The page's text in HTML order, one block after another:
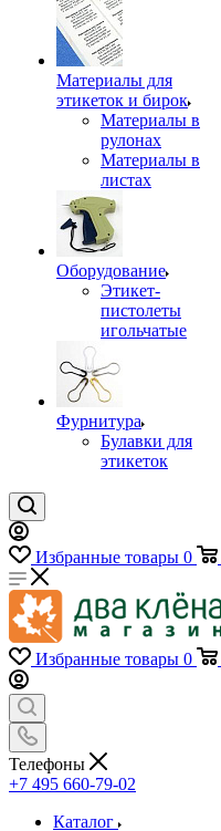
Материалы для
этикеток и бирок
Материалы в
рулонах
Материалы в
листах
Оборудование
Этикет-
пистолеты
игольчатые
Фурнитура
Булавки для
этикеток
Избранные товары 0
Избранные товары 0
Телефоны
+7 495 660-79-02
Каталог